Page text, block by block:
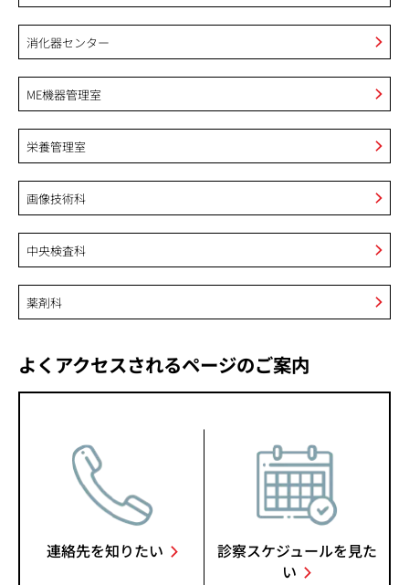
消化器センター
ME機器管理室
栄養管理室
画像技術科
中央検査科
薬剤科
よくアクセスされるページのご案内
連絡先を知りたい
診察スケジュールを見た
い